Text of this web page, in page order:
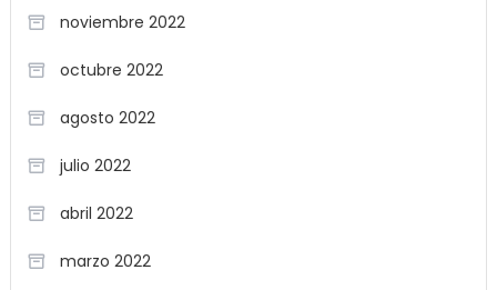
noviembre 2022
octubre 2022
agosto 2022
julio 2022
abril 2022
marzo 2022